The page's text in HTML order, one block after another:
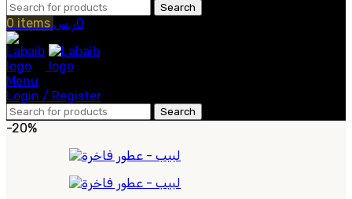
Search
0 items 0ر.س
Menu
Login / Register
Search
-20%